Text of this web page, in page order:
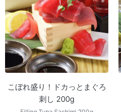
こぼれ盛り！ドカっとまぐろ
刺し 200g